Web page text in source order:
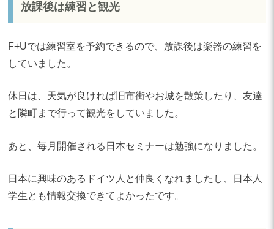
放課後は練習と観光
F+Uでは練習室を予約できるので、放課後は楽器の練習を
していました。
休日は、天気が良ければ旧市街やお城を散策したり、友達
と隣町まで行って観光をしていました。
あと、毎月開催される日本セミナーは勉強になりました。
日本に興味のあるドイツ人と仲良くなれましたし、日本人
学生とも情報交換できてよかったです。